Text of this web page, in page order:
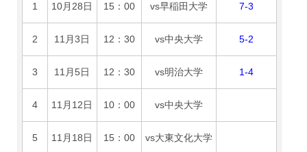
1 10月28日 15：00 vs早稲田大学 7-3
2 11月3日 12：30 vs中央大学 5-2
3 11月5日 12：30 vs明治大学 1-4
4 11月12日 10：00 vs中央大学
5 11月18日 15：00 vs大東文化大学